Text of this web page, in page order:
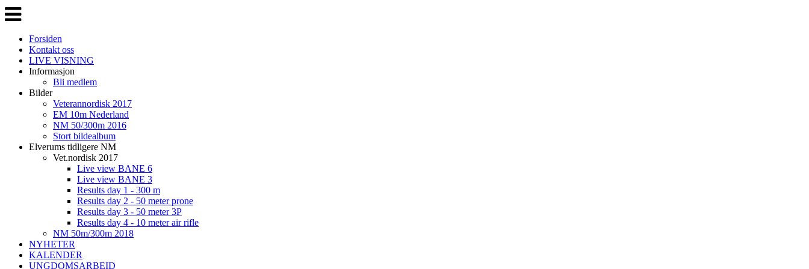
Veksle
navigasjon
Forsiden
Kontakt oss
LIVE VISNING
Informasjon
Bli medlem
Bilder
Veterannordisk 2017
EM 10m Nederland
NM 50/300m 2016
Stort bildealbum
Elverums tidligere NM
Vet.nordisk 2017
Live view BANE 6
Live view BANE 3
Results day 1 - 300 m
Results day 2 - 50 meter prone
Results day 3 - 50 meter 3P
Results day 4 - 10 meter air rifle
NM 50m/300m 2018
NYHETER
KALENDER
UNGDOMSARBEID